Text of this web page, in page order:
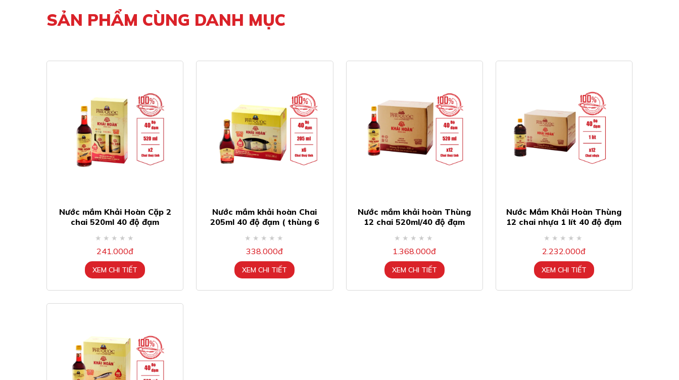
SẢN PHẨM CÙNG DANH MỤC
Nước mắm Khải Hoàn Cặp 2
chai 520ml 40 độ đạm
241.000đ
XEM CHI TIẾT
Nước mắm khải hoàn Chai
205ml 40 độ đạm ( thùng 6
338.000đ
XEM CHI TIẾT
Nước mắm khải hoàn Thùng
12 chai 520ml/40 độ đạm
1.368.000đ
XEM CHI TIẾT
Nước Mắm Khải Hoàn Thùng
12 chai nhựa 1 lít 40 độ đạm
2.232.000đ
XEM CHI TIẾT